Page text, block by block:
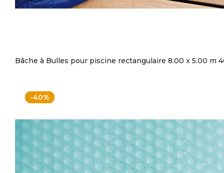
Bâche à Bulles pour piscine rectangulaire 8.00 x 5.00 m
-40%